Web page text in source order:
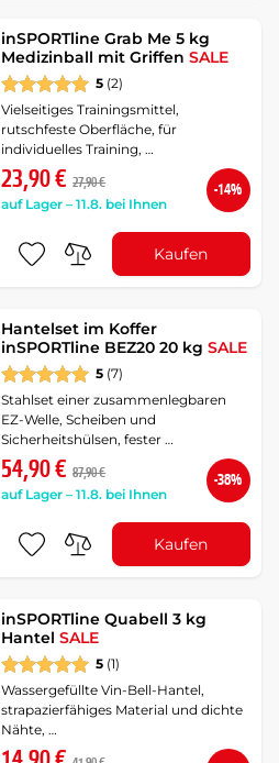
inSPORTline Grab Me 5 kg
Medizinball mit GriffenSALE
5 (2)
Vielseitiges Trainingsmittel,
rutschfeste Oberfläche, für
individuelles Training, …
23,90 € 27,90 €
auf Lager – 11.8. bei Ihnen
-14%
Kaufen
Hantelset im Koffer
inSPORTline BEZ20 20 kgSALE
5 (7)
Stahlset einer zusammenlegbaren
EZ-Welle, Scheiben und
Sicherheitshülsen, fester …
54,90 € 87,90 €
auf Lager – 11.8. bei Ihnen
-38%
Kaufen
inSPORTline Quabell 3 kg
HantelSALE
5 (1)
Wassergefüllte Vin-Bell-Hantel,
strapazierfähiges Material und dichte
Nähte, …